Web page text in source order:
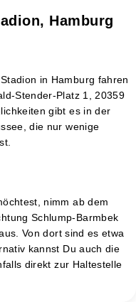
Hamburg
in Hamburg fahren
Stender-Platz 1, 20359
gibt es in der
die nur wenige
nimm ab dem
Schlump-Barmbek
Von dort sind es etwa
kannst Du auch die
direkt zur Haltestelle